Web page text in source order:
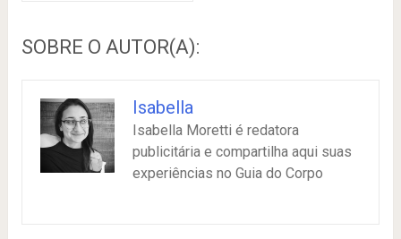
SOBRE O AUTOR(A):
Isabella
Isabella Moretti é redatora
publicitária e compartilha aqui suas
experiências no Guia do Corpo